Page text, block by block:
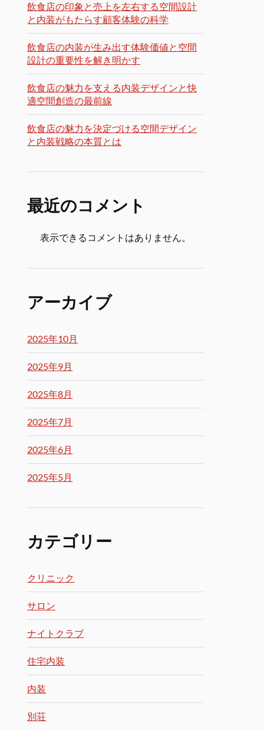
飲食店の印象と売上を左右する空間設計
と内装がもたらす顧客体験の科学
飲食店の内装が生み出す体験価値と空間
設計の重要性を解き明かす
飲食店の魅力を支える内装デザインと快
適空間創造の最前線
飲食店の魅力を決定づける空間デザイン
と内装戦略の本質とは
最近のコメント
表示できるコメントはありません。
アーカイブ
2025年10月
2025年9月
2025年8月
2025年7月
2025年6月
2025年5月
カテゴリー
クリニック
サロン
ナイトクラブ
住宅内装
内装
別荘